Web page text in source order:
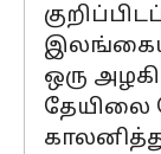
ஒரு
தேயிலை